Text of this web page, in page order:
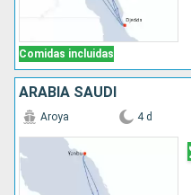
Comidas incluidas
ARABIA SAUDÍ
Aroya 4 d